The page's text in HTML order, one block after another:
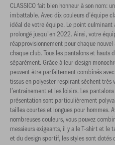
CLASSICO fait bien honneur à son nom:
imbattable. Avec dix couleurs d’équipe
idéal de votre équipe. Le point
prolongé jusqu'en 2022. Ainsi, votre
réapprovisionnement pour chaque
chaque club. Tous les pantalons et hauts
séparément. Grâce à leur design
peuvent être parfaitement combinés
tissus en polyester respirant sèchent
l’entraînement et les loisirs. Les
présentation sont particulièrement
tailles courtes et longues pour hommes.
nombreuses couleurs, vous pouvez
messieurs exigeants, il y a le T-shirt et le
et du design sportif, les styles sont